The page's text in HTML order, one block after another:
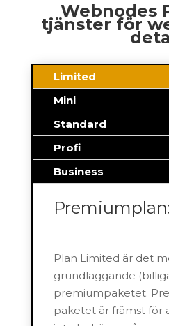
Webnodes
tjänster för
Limited
Mini
Standard
Profi
Business
Plan Limited är det
grundläggande
premiumpaketet.
paketet är främst för